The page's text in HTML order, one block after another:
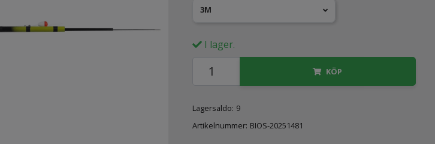
3M
I lager.
KÖP
Lagersaldo: 9
Artikelnummer: BIOS-20251481